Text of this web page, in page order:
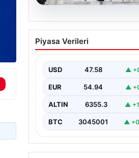
04.08.2026
Fed faizi sabit tuttu
Piyasa Verileri
USD 47.58 ▲
EUR 54.94 ▲
ALTIN 6355.3 ▲
BTC 3045001 ▲